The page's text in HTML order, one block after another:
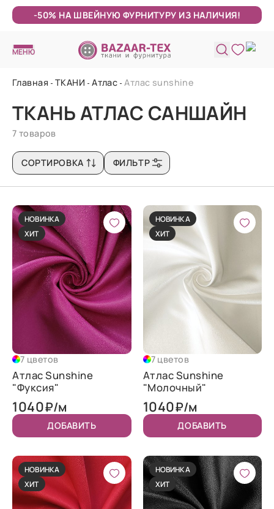
-50% НА ШВЕЙНУЮ ФУРНИТУРУ ИЗ НАЛИЧИЯ!
МЕНЮ
Главная ТКАНИ Атлас Атлас sunshine
ТКАНЬ АТЛАС САНШАЙН
7 товаров
СОРТИРОВКА ФИЛЬТР
НОВИНКА
ХИТ
7 цветов
Атлас Sunshine
"Фуксия"
1040₽/м
ДОБАВИТЬ
НОВИНКА
ХИТ
7 цветов
Атлас Sunshine
"Молочный"
1040₽/м
ДОБАВИТЬ
НОВИНКА
ХИТ
НОВИНКА
ХИТ